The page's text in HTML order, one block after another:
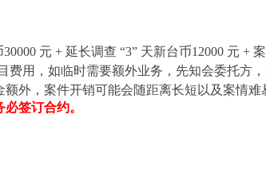
元 + 延长调查 “3” 天新台币12000 元
费用，如临时需要额外业务，先知会委托方
外，案件开销可能会随距离长短以及案情难
签订合约。